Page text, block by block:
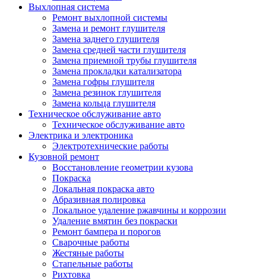
Выхлопная система
Ремонт выхлопной системы
Замена и ремонт глушителя
Замена заднего глушителя
Замена средней части глушителя
Замена приемной трубы глушителя
Замена прокладки катализатора
Замена гофры глушителя
Замена резинок глушителя
Замена кольца глушителя
Техническое обслуживание авто
Техническое обслуживание авто
Электрика и электроника
Электротехнические работы
Кузовной ремонт
Восстановление геометрии кузова
Покраска
Локальная покраска авто
Абразивная полировка
Локальное удаление ржавчины и коррозии
Удаление вмятин без покраски
Ремонт бампера и порогов
Сварочные работы
Жестяные работы
Стапельные работы
Рихтовка